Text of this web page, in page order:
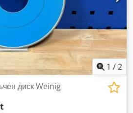
лентите. Скорост на
м/сек. Скорост на транспортната
шлифовъчни блокове: 1.
CE, номинална обща мощност
160 мм. Машината
вала. Транспортната лента
Csdpefxpbmofx Ahljrf
1 /2
диск Weinig